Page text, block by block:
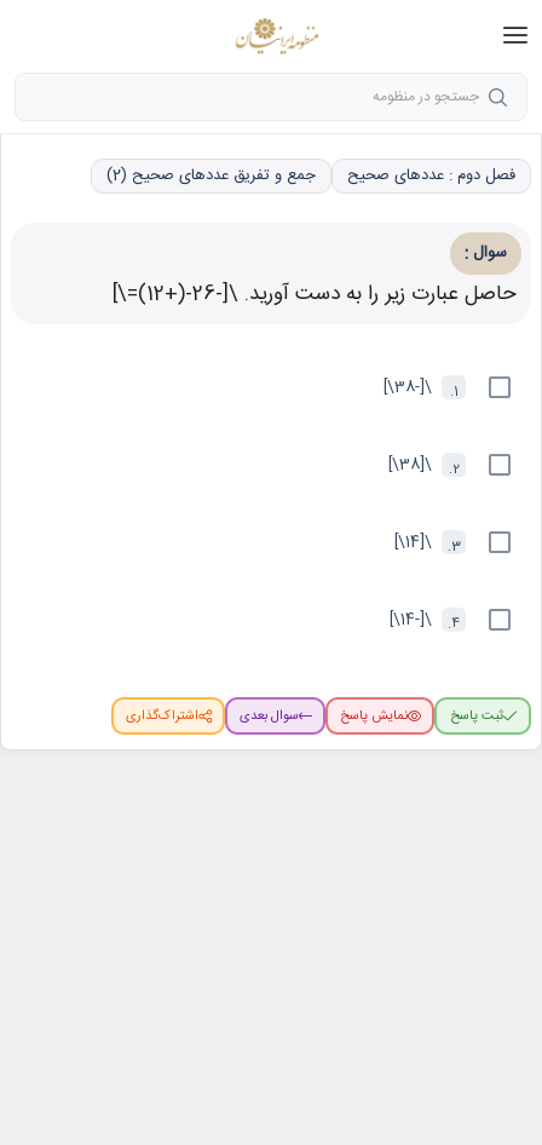
جستجو در منظومه
فصل دوم : عددهای صحیح جمع و تفریق عددهای صحیح (2)
سوال :
حاصل عبارت زیر را به دست آورید. \[-26-(+12)=\]
1.
\[-38\]
2.
\[38\]
3.
\[14\]
4.
\[-14\]
ثبت پاسخ نمایش پاسخ سوال بعدی اشتراک‌گذاری